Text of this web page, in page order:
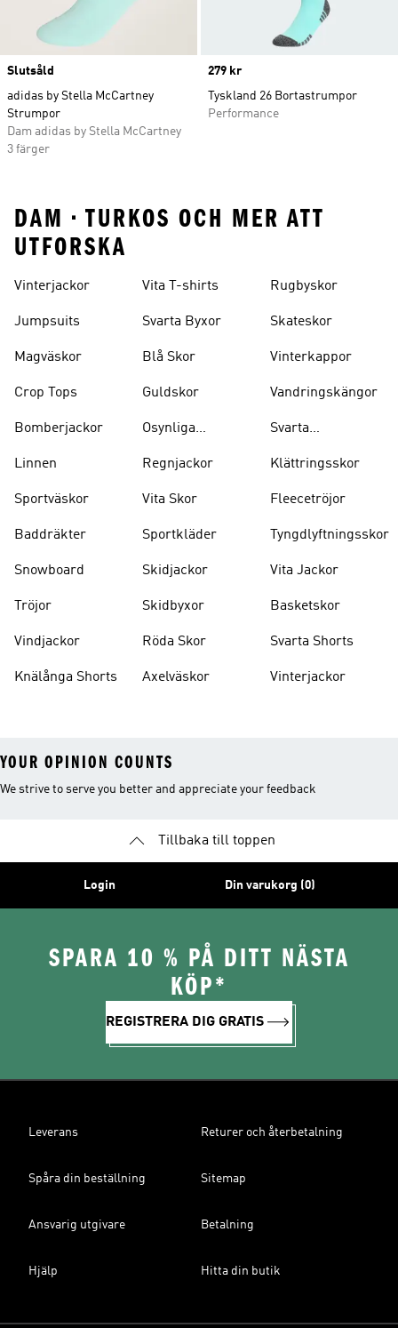
Slutsåld
adidas by Stella McCartney
Strumpor
Dam adidas by Stella McCartney
3 färger
Price
279 kr
Tyskland 26 Bortastrumpor
Performance
DAM • TURKOS OCH MER ATT
UTFORSKA
Vinterjackor
Jumpsuits
Magväskor
Crop Tops
Bomberjackor
Linnen
Sportväskor
Baddräkter
Snowboard
Tröjor
Vindjackor
Knälånga Shorts
Vita T-shirts
Svarta Byxor
Blå Skor
Guldskor
Osynliga
Regnjackor
Vita Skor
Sportkläder
Skidjackor
Skidbyxor
Röda Skor
Axelväskor
Rugbyskor
Skateskor
Vinterkappor
Vandringskängor
Svarta
Klättringsskor
Fleecetröjor
Tyngdlyftningsskor
Vita Jackor
Basketskor
Svarta Shorts
Vinterjackor
YOUR OPINION COUNTS
We strive to serve you better and appreciate your feedback
Tillbaka till toppen
Login Din varukorg (0)
SPARA 10 % PÅ DITT NÄSTA
KÖP*
REGISTRERA DIG GRATIS
Leverans Returer och återbetalning
Spåra din beställning Sitemap
Ansvarig utgivare Betalning
Hjälp Hitta din butik